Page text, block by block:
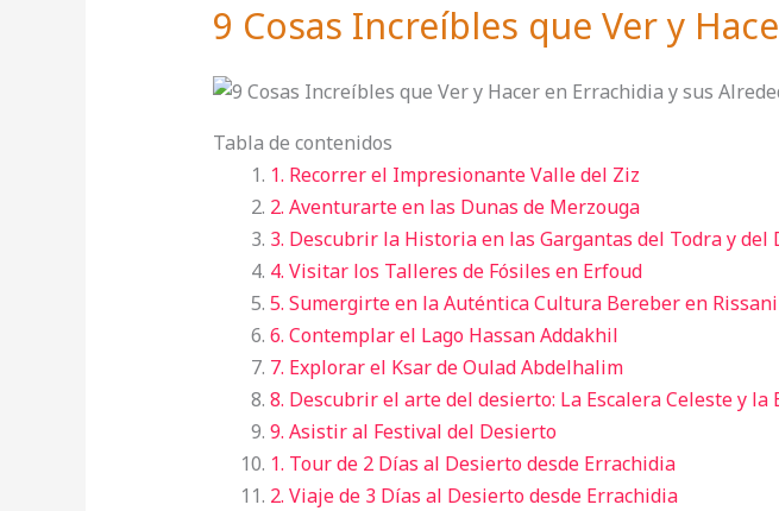
9 Cosas Increíbles que Ver y
Tabla de contenidos
1. Recorrer el Impresionante Valle del Ziz
2. Aventurarte en las Dunas de Merzouga
3. Descubrir la Historia en las Gargantas del Todra y del
4. Visitar los Talleres de Fósiles en Erfoud
5. Sumergirte en la Auténtica Cultura Bereber en Rissani
6. Contemplar el Lago Hassan Addakhil
7. Explorar el Ksar de Oulad Abdelhalim
8. Descubrir el arte del desierto: La Escalera Celeste y la
9. Asistir al Festival del Desierto
1. Tour de 2 Días al Desierto desde Errachidia
2. Viaje de 3 Días al Desierto desde Errachidia